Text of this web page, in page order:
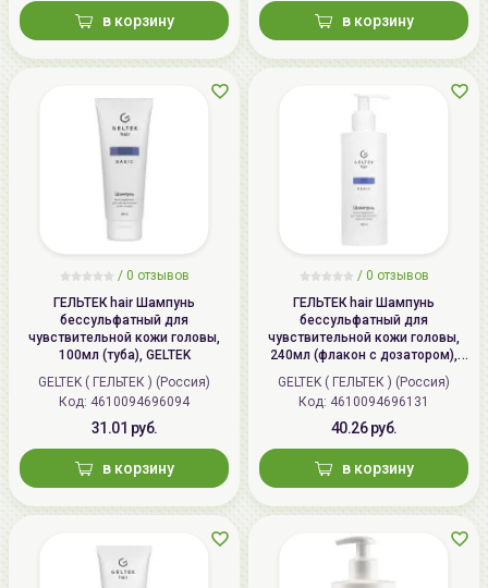
в корзину в корзину
/ 0 отзывов
ГЕЛЬТЕК hair Шампунь
бессульфатный для
чувствительной кожи головы,
100мл (туба), GELTEK
GELTEK ( ГЕЛЬТЕК ) (Россия)
Код: 4610094696094
31.01 руб.
в корзину
/ 0 отзывов
ГЕЛЬТЕК hair Шампунь
бессульфатный для
чувствительной кожи головы,
240мл (флакон с дозатором),
GELTEK ( ГЕЛЬТЕК ) (Россия)
Код: 4610094696131
40.26 руб.
в корзину